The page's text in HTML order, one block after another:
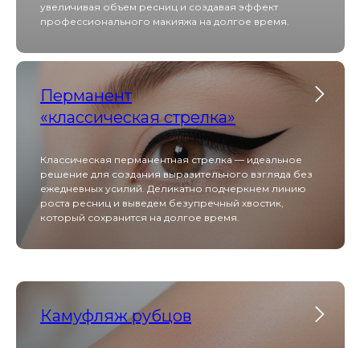
увеличивая объем ресниц и создавая эффект
профессионального макияжа на долгое время.
Перманент
«классическая стрелка»
Классическая перманентная стрелка — идеальное
решение для создания выразительного взгляда без
ежедневных усилий. Деликатно подчеркнем линию
роста ресниц и выведем безупречный хвостик,
который сохранится на долгое время.
Камуфляж рубцов
Акции